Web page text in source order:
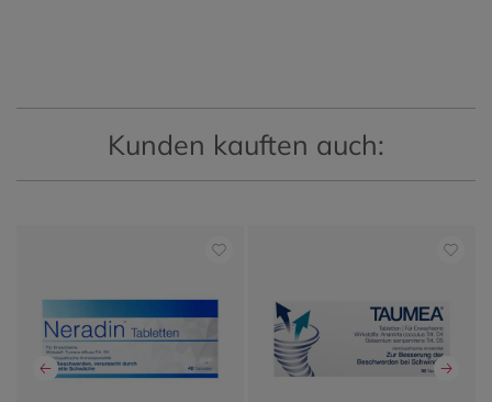
Kunden kauften auch: